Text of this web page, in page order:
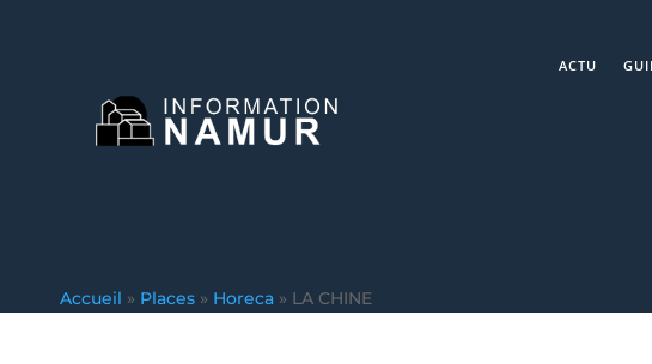
ACTU
Accueil » Places » Horeca » LA CHINE